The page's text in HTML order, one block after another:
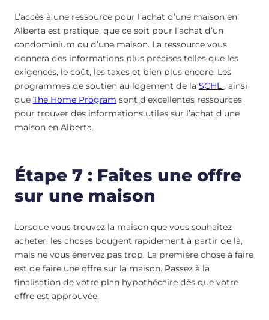
L’accès à une ressource pour l’achat d’une maison en
Alberta est pratique, que ce soit pour l’achat d’un
condominium ou d’une maison. La ressource vous
donnera des informations plus précises telles que les
exigences, le coût, les taxes et bien plus encore. Les
programmes de soutien au logement de la SCHL, ainsi
que The Home Program sont d’excellentes ressources
pour trouver des informations utiles sur l’achat d’une
maison en Alberta.
Étape 7 : Faites une offre
sur une maison
Lorsque vous trouvez la maison que vous souhaitez
acheter, les choses bougent rapidement à partir de là,
mais ne vous énervez pas trop. La première chose à faire
est de faire une offre sur la maison. Passez à la
finalisation de votre plan hypothécaire dès que votre
offre est approuvée.